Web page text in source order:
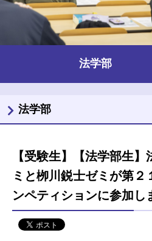
法学部
【受験生】【法学部生
ミと栁川鋭士ゼミが第２
ンペティションに参加し
法学部